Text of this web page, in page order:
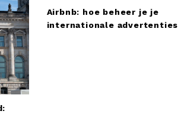
Airbnb: hoe beheer je je
internationale advertenties